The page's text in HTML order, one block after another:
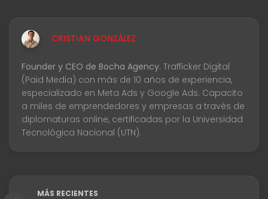
CRISTIAN GONZÁLEZ
Founder y CEO de Bocha Agency. Trafficker Digital
(Paid Media) con más de 10 años de experiencia,
especializado en Meta Ads y Google Ads. Capacito
a miles de emprendedores y empresas a través de
diplomaturas online, certificadas por la Universidad
Tecnológica Nacional (UTN).
MÁS RECIENTES